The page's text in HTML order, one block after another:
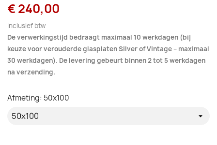
€ 240,00
Inclusief btw
De verwerkingstijd bedraagt maximaal 10 werkdagen (bij
keuze voor verouderde glasplaten Silver of Vintage – maximaal
30 werkdagen). De levering gebeurt binnen 2 tot 5 werkdagen
na verzending.
Afmeting: 50x100